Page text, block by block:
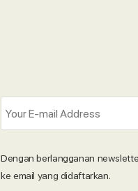
Dengan berlangganan
ke email yang didaftarkan.